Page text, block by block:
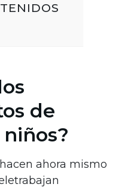
de
ahora mismo